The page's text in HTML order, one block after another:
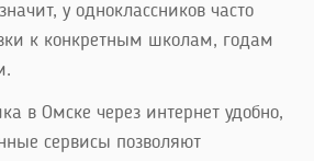
у одноклассников часто
к конкретным школам, годам
в Омске через интернет удобно,
сервисы позволяют